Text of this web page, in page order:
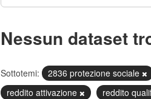
Nessun dataset
Sottotemi: 2836 protezione sociale
reddito attivazione
reddito